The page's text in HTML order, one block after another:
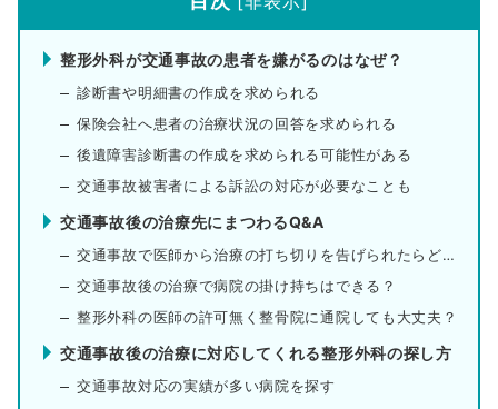
整形外科が交通事故の患者を嫌がるのはなぜ？
診断書や明細書の作成を求められる
保険会社へ患者の治療状況の回答を求められる
後遺障害診断書の作成を求められる可能性がある
交通事故被害者による訴訟の対応が必要なことも
交通事故後の治療先にまつわるQ&A
交通事故で医師から治療の打ち切りを告げられたらどうしたらいい？
交通事故後の治療で病院の掛け持ちはできる？
整形外科の医師の許可無く整骨院に通院しても大丈夫？
交通事故後の治療に対応してくれる整形外科の探し方
交通事故対応の実績が多い病院を探す